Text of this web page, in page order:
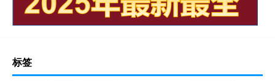
标签